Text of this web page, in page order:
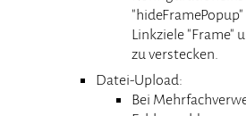
Linkziele "Frame"
zu verstecken.
Datei-Upload:
Bei